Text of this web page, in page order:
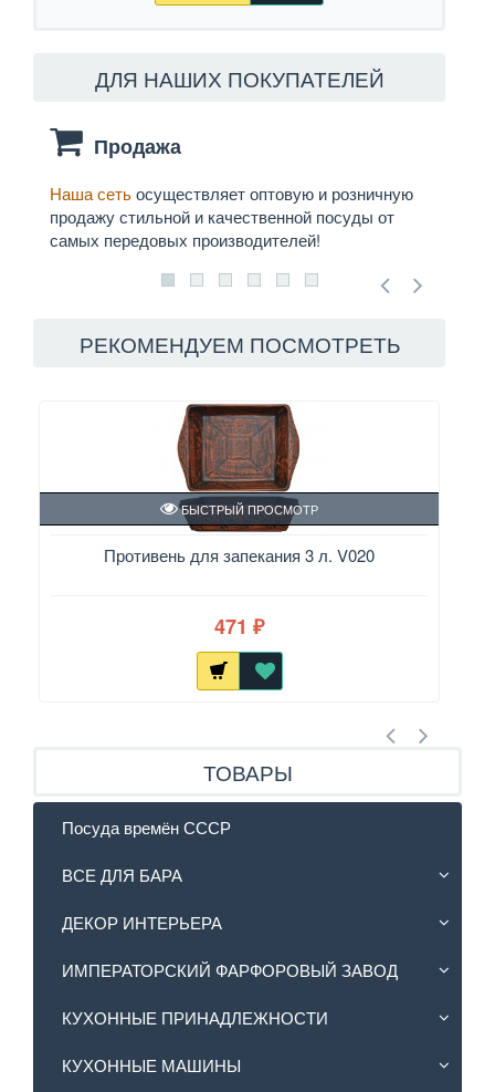
ДЛЯ НАШИХ ПОКУПАТЕЛЕЙ
Продажа
Наша сетьосуществляет оптовую и розничную
продажу стильной и качественной посуды от
самых передовых производителей!
РЕКОМЕНДУЕМ ПОСМОТРЕТЬ
Противень для запекания 3 л. V020
БЫСТРЫЙ ПРОСМОТР
471 ₽
ТОВАРЫ
Посуда времён СССР
ВСЕ ДЛЯ БАРА
ДЕКОР ИНТЕРЬЕРА
ИМПЕРАТОРСКИЙ ФАРФОРОВЫЙ ЗАВОД
КУХОННЫЕ ПРИНАДЛЕЖНОСТИ
КУХОННЫЕ МАШИНЫ